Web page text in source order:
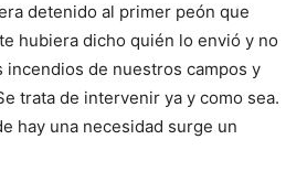
detenido al primer peón que
hubiera dicho quién lo envió y no
incendios de nuestros campos y
trata de intervenir ya y como sea.
hay una necesidad surge un